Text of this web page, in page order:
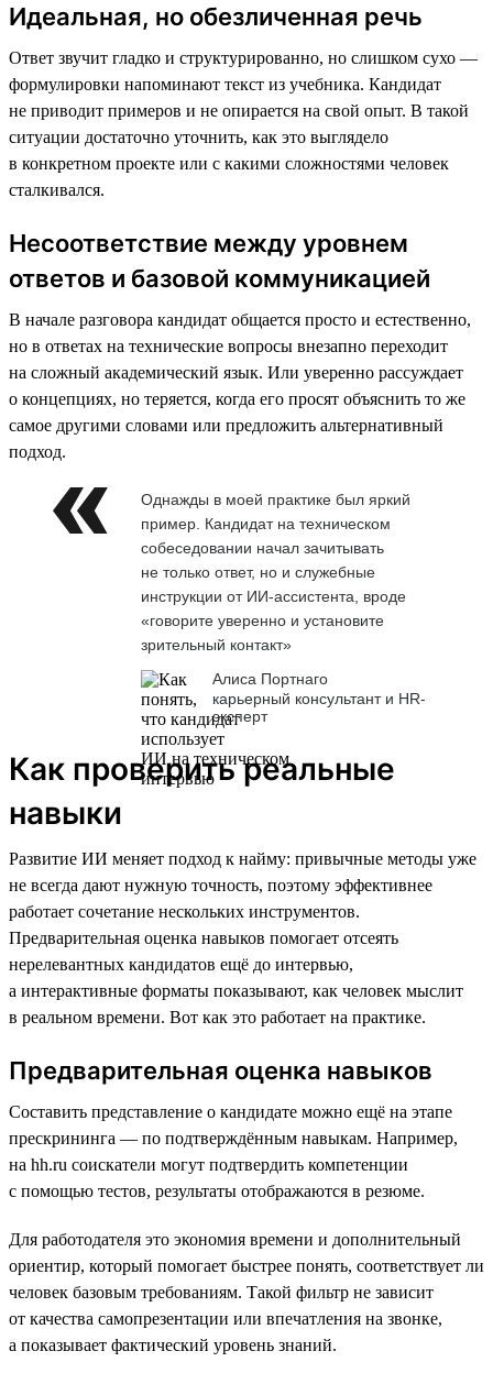
Идеальная, но обезличенная речь
Ответ звучит гладко и структурированно, но слишком сухо —
формулировки напоминают текст из учебника. Кандидат
не приводит примеров и не опирается на свой опыт. В такой
ситуации достаточно уточнить, как это выглядело
в конкретном проекте или с какими сложностями человек
сталкивался.
Несоответствие между уровнем
ответов и базовой коммуникацией
В начале разговора кандидат общается просто и естественно,
но в ответах на технические вопросы внезапно переходит
на сложный академический язык. Или уверенно рассуждает
о концепциях, но теряется, когда его просят объяснить то же
самое другими словами или предложить альтернативный
подход.
Однажды в моей практике был яркий
пример. Кандидат на техническом
собеседовании начал зачитывать
не только ответ, но и служебные
инструкции от ИИ-ассистента, вроде
«говорите уверенно и установите
зрительный контакт»
Алиса Портнаго
карьерный консультант и HR-
эксперт
Как проверить реальные
навыки
Развитие ИИ меняет подход к найму: привычные методы уже
не всегда дают нужную точность, поэтому эффективнее
работает сочетание нескольких инструментов.
Предварительная оценка навыков помогает отсеять
нерелевантных кандидатов ещё до интервью,
а интерактивные форматы показывают, как человек мыслит
в реальном времени. Вот как это работает на практике.
Предварительная оценка навыков
Составить представление о кандидате можно ещё на этапе
прескрининга — по подтверждённым навыкам. Например,
на hh.ru соискатели могут подтвердить компетенции
с помощью тестов, результаты отображаются в резюме.
Для работодателя это экономия времени и дополнительный
ориентир, который помогает быстрее понять, соответствует ли
человек базовым требованиям. Такой фильтр не зависит
от качества самопрезентации или впечатления на звонке,
а показывает фактический уровень знаний.